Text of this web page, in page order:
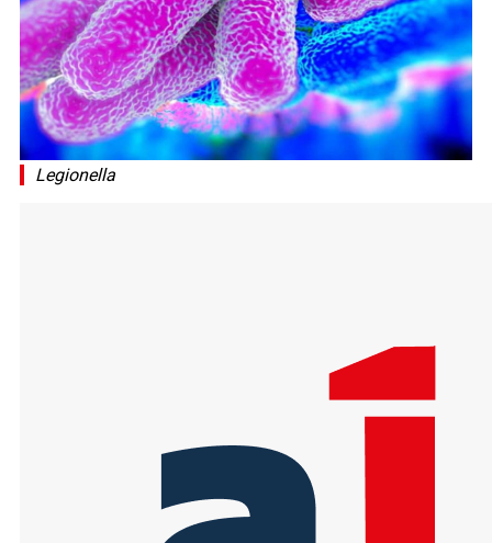
Legionella